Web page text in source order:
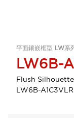
平面鑲嵌框型 LW系
LW6B-
Flush
LW6B-A1C3VLR